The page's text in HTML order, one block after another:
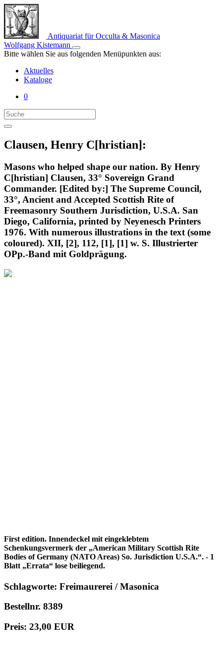
Antiquariat für Occulta & Masonica
Wolfgang Kistemann
Bitte wählen Sie aus folgenden Menüpunkten aus:
Aktuelles
Kataloge
0
Clausen, Henry C[hristian]:
Masons who helped shape our nation. By Henry
C[hristian] Clausen, 33° Sovereign Grand
Commander. [Edited by:] The Supreme Council,
33°, Ancient and Accepted Scottish Rite of
Freemasonry Southern Jurisdiction, U.S.A. San
Diego, California, printed by Neyenesch Printers
1976. With numerous illustrations in the text (some
coloured). XII, [2], 112, [1], [1] w. S. Illustrierter
OPp.-Band mit Goldprägung.
First edition. Innendeckel mit eingeklebtem
Schenkungsvermerk der „American Military Scottish Rite
Bodies of Germany (NATO Areas) So. Jurisdiction U.S.A.“. - 1
Blatt „Errata“ lose beiliegend.
Schlagworte: Freimaurerei / Masonica
Bestellnr. 8389
Preis: 23,00 EUR